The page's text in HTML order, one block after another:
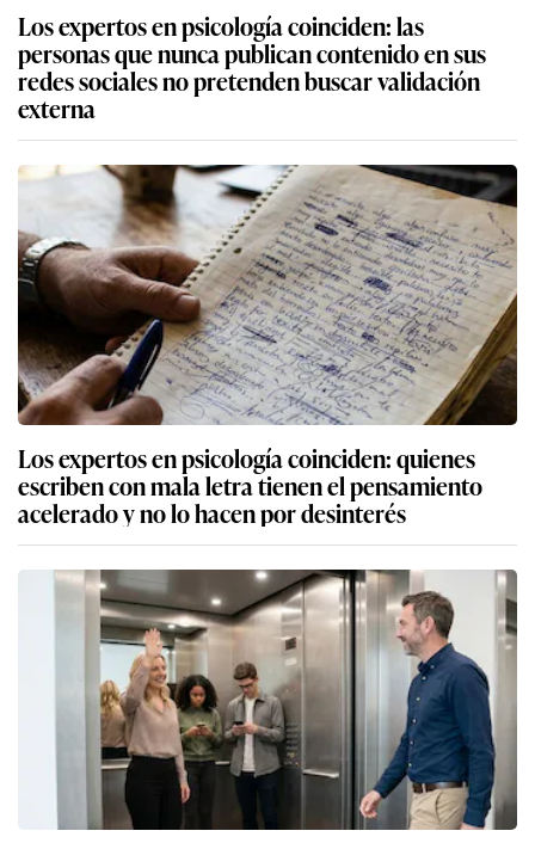
Los expertos en psicología coinciden: las
personas que nunca publican contenido en sus
redes sociales no pretenden buscar validación
externa
Los expertos en psicología coinciden: quienes
escriben con mala letra tienen el pensamiento
acelerado y no lo hacen por desinterés